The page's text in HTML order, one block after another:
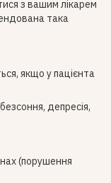
з вашим лікарем
така
якщо у пацієнта
депресія,
(порушення